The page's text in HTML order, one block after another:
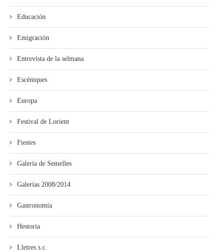
Educación
Emigración
Entrevista de la selmana
Escéniques
Europa
Festival de Lorient
Fiestes
Galería de Semelles
Galerías 2008/2014
Gastronomía
Hestoria
Lletres s.c.